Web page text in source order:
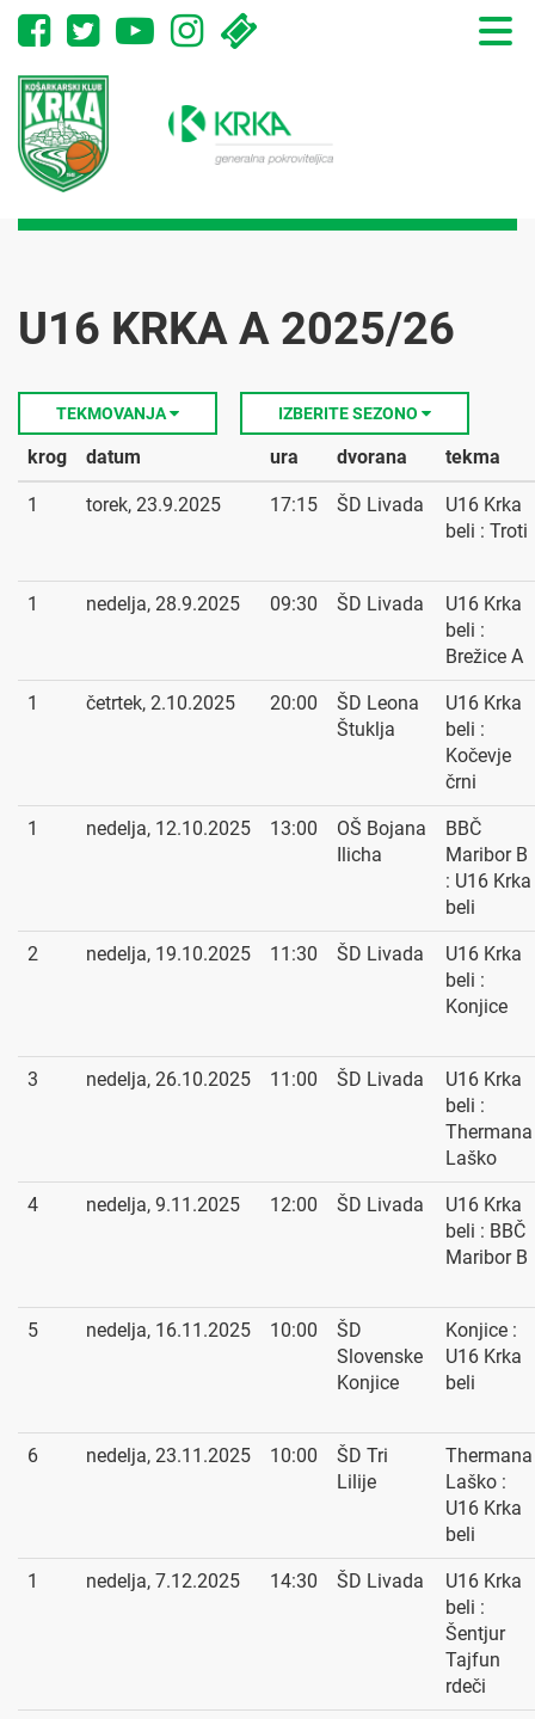
Toggle
U16 KRKA A 2025/26
TEKMOVANJA IZBERITE SEZONO
krog datum ura dvorana tekma
1 torek, 23.9.2025 17:15 ŠD Livada
U16 Krka
beli : Troti
1 nedelja, 28.9.2025 09:30 ŠD Livada
U16 Krka
beli :
Brežice A
1 četrtek, 2.10.2025 20:00
ŠD Leona
Štuklja
U16 Krka
beli :
Kočevje
črni
1 nedelja, 12.10.2025 13:00
OŠ Bojana
Ilicha
BBČ
Maribor B
: U16 Krka
beli
2 nedelja, 19.10.2025 11:30 ŠD Livada
U16 Krka
beli :
Konjice
3 nedelja, 26.10.2025 11:00 ŠD Livada
U16 Krka
beli :
Thermana
Laško
4 nedelja, 9.11.2025 12:00 ŠD Livada
U16 Krka
beli : BBČ
Maribor B
5 nedelja, 16.11.2025 10:00
ŠD
Slovenske
Konjice
Konjice :
U16 Krka
beli
6 nedelja, 23.11.2025 10:00
ŠD Tri
Lilije
Thermana
Laško :
U16 Krka
beli
1 nedelja, 7.12.2025 14:30 ŠD Livada
U16 Krka
beli :
Šentjur
Tajfun
rdeči